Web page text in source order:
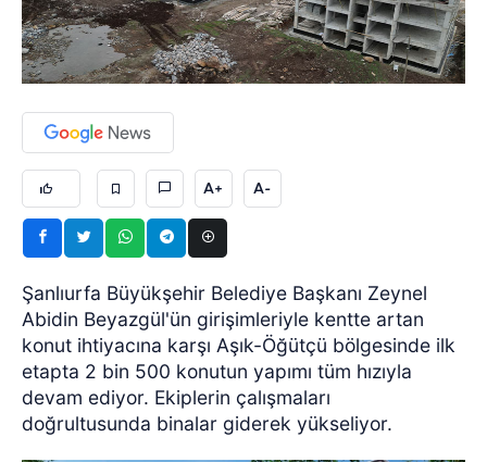
A+ A-
Şanlıurfa Büyükşehir Belediye Başkanı Zeynel
Abidin Beyazgül'ün girişimleriyle kentte artan
konut ihtiyacına karşı Aşık-Öğütçü bölgesinde ilk
etapta 2 bin 500 konutun yapımı tüm hızıyla
devam ediyor. Ekiplerin çalışmaları
doğrultusunda binalar giderek yükseliyor.